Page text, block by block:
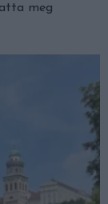
meg